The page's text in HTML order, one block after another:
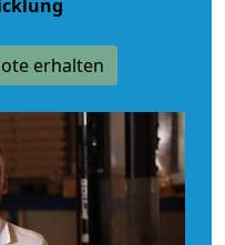
erhalten